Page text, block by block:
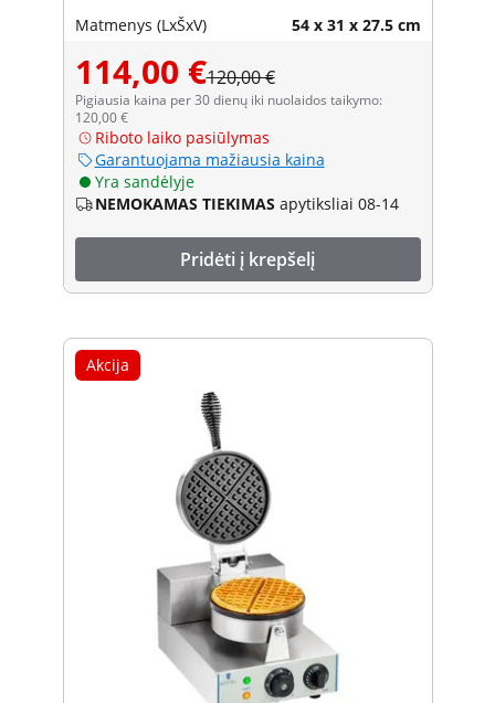
Matmenys (LxŠxV) 54 x 31 x 27.5 cm
114,00 €120,00 €
Pigiausia kaina per 30 dienų iki nuolaidos taikymo:
120,00 €
Riboto laiko pasiūlymas
Garantuojama mažiausia kaina
Yra sandėlyje
NEMOKAMAS TIEKIMAS apytiksliai 08-14
Pridėti į krepšelį
Akcija